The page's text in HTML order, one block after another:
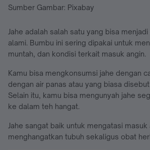
Sumber Gambar: Pixabay
Jahe adalah salah satu yang bisa
alami. Bumbu ini sering dipakai untuk
muntah, dan kondisi terkait masuk angin.
Kamu bisa mengkonsumsi jahe dengan
dengan air panas atau yang biasa
Selain itu, kamu bisa mengunyah jahe
ke dalam teh hangat.
Jahe sangat baik untuk mengatasi masuk
menghangatkan tubuh sekaligus obat